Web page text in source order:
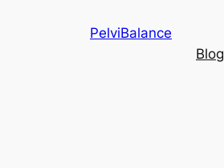
PelviBalance
Blog